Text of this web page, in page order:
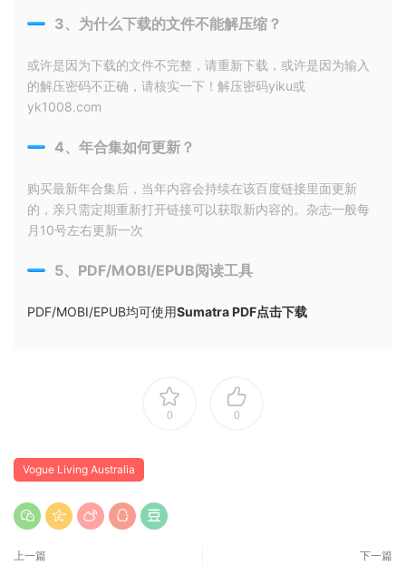
3、为什么下载的文件不能解压缩？
或许是因为下载的文件不完整，请重新下载，或许是因为输入
的解压密码不正确，请核实一下！解压密码yiku或
yk1008.com
4、年合集如何更新？
购买最新年合集后，当年内容会持续在该百度链接里面更新
的，亲只需定期重新打开链接可以获取新内容的。杂志一般每
月10号左右更新一次
5、PDF/MOBI/EPUB阅读工具
PDF/MOBI/EPUB均可使用Sumatra PDF点击下载
0 0
Vogue Living Australia
上一篇 下一篇